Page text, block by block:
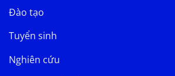
Đào tạo
Tuyển sinh
Nghiên cứu